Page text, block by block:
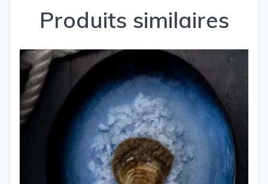
Produits similaires